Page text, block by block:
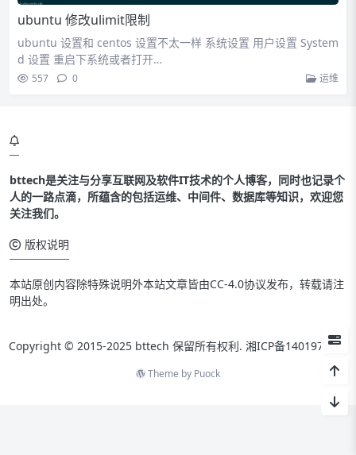
ubuntu 修改ulimit限制
ubuntu 设置和 centos 设置不太一样 系统设置 用户设置 System
d 设置 重启下系统或者打开…
557 0 运维
bttech是关注与分享互联网及软件IT技术的个人博客，同时也记录个
人的一路点滴，所蕴含的包括运维、中间件、数据库等知识，欢迎您
关注我们。
版权说明
本站原创内容除特殊说明外本站文章皆由CC-4.0协议发布，转载请注
明出处。
Copyright © 2015-2025 bttech 保留所有权利. 湘ICP备14019712号
Theme by Puock